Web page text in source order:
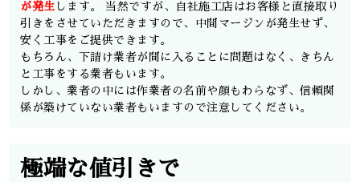
が発生 します。 当然ですが、自社施工店はお客様と直接取り
引きをさせていただきますので、中間マージンが発生せず、
安く工事をご提供できます。
もちろん、下請け業者が間に入ることに問題はなく、きちん
と工事をする業者もいます。
しかし、業者の中には作業者の名前や顔もわらなず、信頼関
係が築けていない業者もいますので注意してください。
極端な値引きで